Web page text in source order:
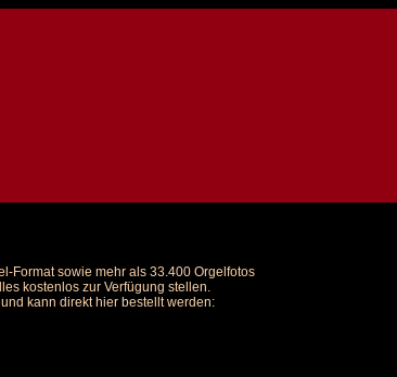
Format sowie mehr als 33.400 Orgelfotos
kostenlos zur Verfügung stellen.
kann direkt hier bestellt werden: